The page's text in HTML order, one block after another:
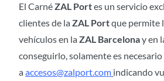
El CarnéZAL Portes un servicio
clientes de laZAL Portque permite
vehículos en laZAL Barcelonay en
conseguirlo, solamente es
aaccesos@zalport.com indicando